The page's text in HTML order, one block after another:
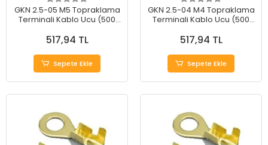
GKN 2.5-05 M5 Topraklama
Terminali Kablo Ucu (500
517,94 TL
Sepete Ekle
GKN 2.5-04 M4 Topraklama
Terminali Kablo Ucu (500
517,94 TL
Sepete Ekle